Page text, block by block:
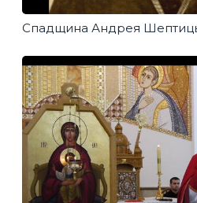
Спадщина Андрея